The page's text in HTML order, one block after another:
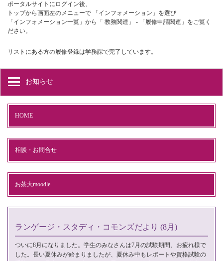
ポータルサイトにログイン後、
トップから画面左のメニューで 「インフォメーション」を選び
「インフォメーション一覧」から「 教務関連」 - 「履修申請関連」をご覧く
ださい。
リストにある方の履修登録は学務課で完了しています。
お知らせ
HOME
相談・お問合せ
お茶大moodle
ランゲージ・スタディ・コモンズだより (8月)
ついに8月になりました。学生のみなさんは7月の試験期間、お疲れ様で
した。長い夏休みが始まりましたが、夏休み中もレポートや資格試験の